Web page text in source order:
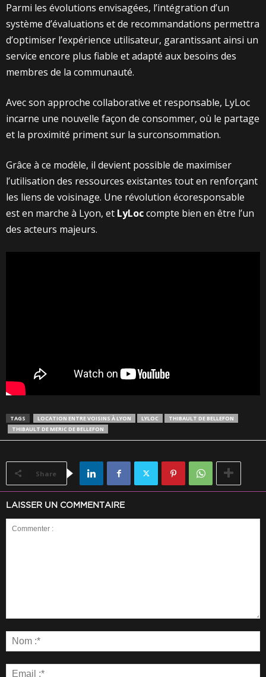
Parmi les évolutions envisagées, l’intégration d’un
système d’évaluations et de recommandations permettra
d’optimiser l’expérience utilisateur, garantissant ainsi un
service encore plus fiable et adapté aux besoins des
membres de la communauté.
Avec son approche collaborative et responsable, LyLoc
incarne une nouvelle façon de consommer, où le partage
et la proximité priment sur la surconsommation.
Grâce à ce modèle, il devient possible de maximiser
l’utilisation des ressources existantes tout en renforçant
les liens de voisinage. Une révolution écoresponsable
est en marche à Lyon, et LyLoccompte bien en être l’un
des acteurs majeurs.
TAGS LOCATION ENTRE VOISINS À LYON LYLOC
THIBAULT DE BELLEFON
THIBAULT DE MERIC DE BELLEFON
Share
LAISSER UN COMMENTAIRE